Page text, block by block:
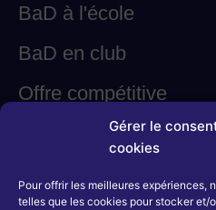
Gérer le
cookies
Pour offrir les meilleures expériences,
telles que les cookies pour stocker et/
BaD à l'école
BaD en club
Offre compétitive
Focus sur le
MiniBaD